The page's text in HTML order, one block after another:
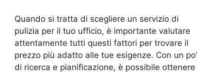
Quando si tratta di scegliere un servizio di
pulizia per il tuo ufficio, è importante valutare
attentamente tutti questi fattori per trovare il
prezzo più adatto alle tue esigenze. Con un po’
di ricerca e pianificazione, è possibile ottenere